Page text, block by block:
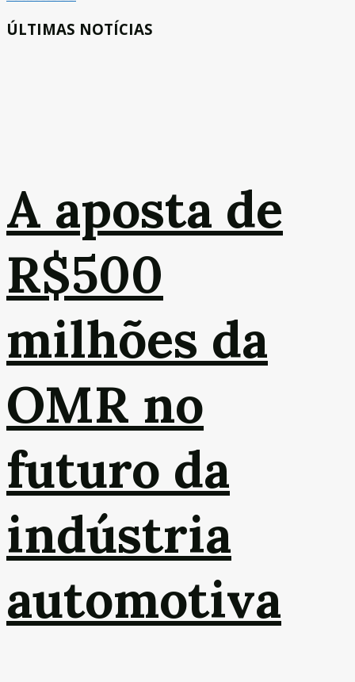
ÚLTIMAS NOTÍCIAS
A aposta de
R$500
milhões da
OMR no
futuro da
indústria
automotiva